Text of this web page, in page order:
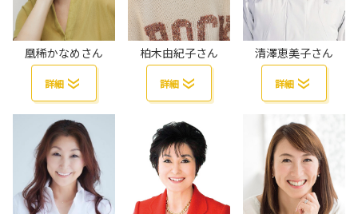
凰稀かなめさん
詳細
柏木由紀子さん
詳細
清澤恵美子さん
詳細